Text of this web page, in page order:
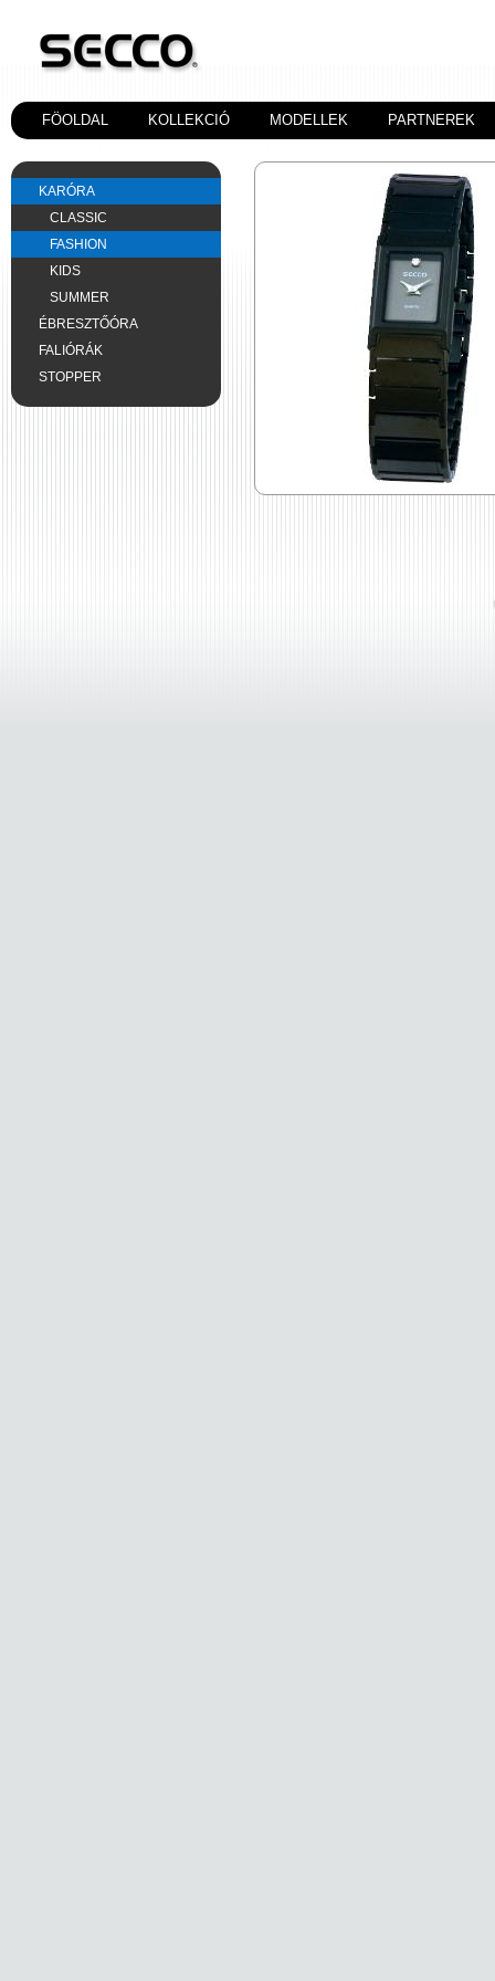
FÖOLDAL KOLLEKCIÓ MODELLEK PARTNEREK
KARÓRA
CLASSIC
FASHION
KIDS
SUMMER
ÉBRESZTŐÓRA
FALIÓRÁK
STOPPER